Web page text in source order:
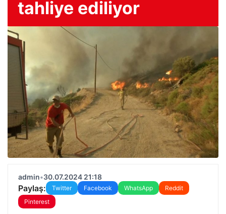
tahliye ediliyor
admin•30.07.2024 21:18
Paylaş: Twitter Facebook WhatsApp
Reddit
Pinterest